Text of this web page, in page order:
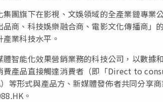
團旗下在影視、文娛領域的全產業鏈專業
商、科技娛樂融合商、電影文化傳播商」
業科技水平。
智能化效果營銷業務的科技公司，以數據
費產品直接觸達消費者（即「Direct to
等形式與產品方、新媒體發佈者共同分享
。